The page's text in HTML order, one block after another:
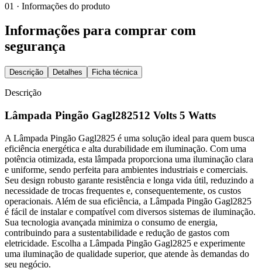
01 · Informações do produto
Informações para comprar com
segurança
Descrição Detalhes Ficha técnica
Descrição
Lâmpada Pingão Gagl282512 Volts 5 Watts
A Lâmpada Pingão Gagl2825 é uma solução ideal para quem busca
eficiência energética e alta durabilidade em iluminação. Com uma
potência otimizada, esta lâmpada proporciona uma iluminação clara
e uniforme, sendo perfeita para ambientes industriais e comerciais.
Seu design robusto garante resistência e longa vida útil, reduzindo a
necessidade de trocas frequentes e, consequentemente, os custos
operacionais. Além de sua eficiência, a Lâmpada Pingão Gagl2825
é fácil de instalar e compatível com diversos sistemas de iluminação.
Sua tecnologia avançada minimiza o consumo de energia,
contribuindo para a sustentabilidade e redução de gastos com
eletricidade. Escolha a Lâmpada Pingão Gagl2825 e experimente
uma iluminação de qualidade superior, que atende às demandas do
seu negócio.